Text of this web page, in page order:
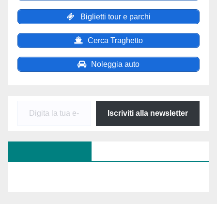
Biglietti tour e parchi
Cerca Traghetto
Noleggia auto
Digita
tua
Iscriviti alla newsletter